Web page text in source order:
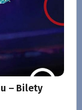
– Bilety